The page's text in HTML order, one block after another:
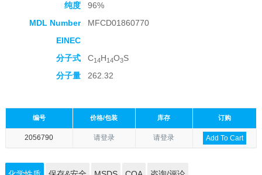
纯度
96%
MDL Number
MFCD01860770
EINEC
分子式
C14H14O3S
分子量
262.32
编号 价格/包装 库存 订购
2056790 请登录 请登录 Add To Cart